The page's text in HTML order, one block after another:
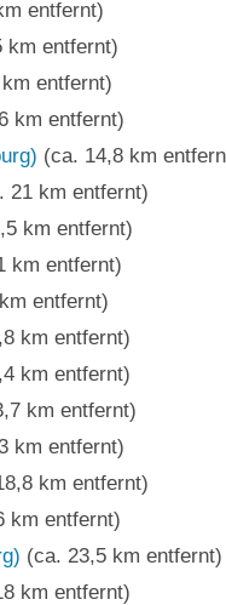
entfernt)
km entfernt)
entfernt)
km entfernt)
(ca. 14,8 km
21 km entfernt)
km entfernt)
km entfernt)
entfernt)
km entfernt)
km entfernt)
km entfernt)
km entfernt)
km entfernt)
km entfernt)
(ca. 23,5 km entfernt)
km entfernt)